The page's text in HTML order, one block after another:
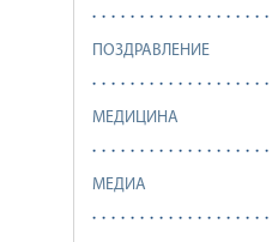
ПОЗДРАВЛЕНИЕ
МЕДИЦИНА
МЕДИА